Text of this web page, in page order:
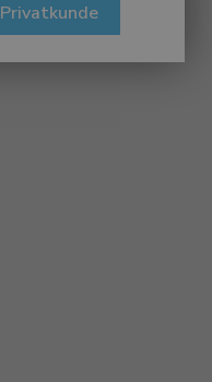
Privatkunde